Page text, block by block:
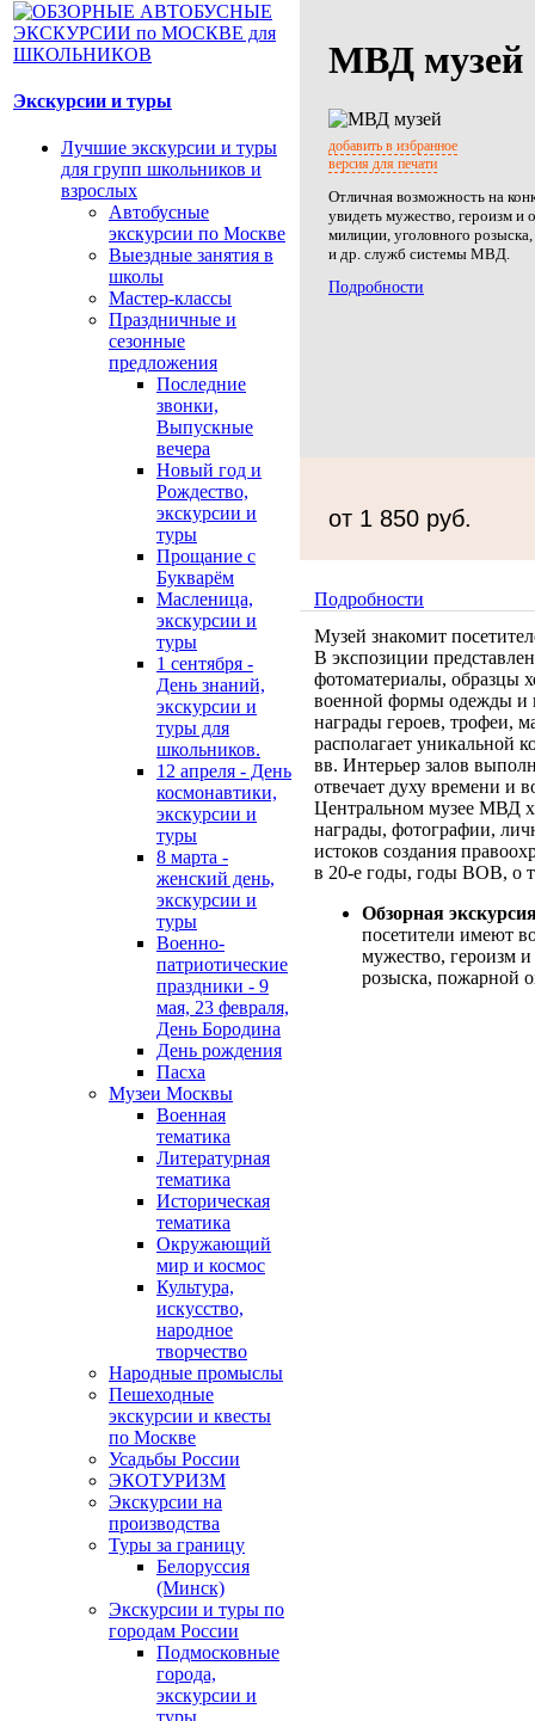
Экскурсии и туры
Лучшие экскурсии и туры
для групп школьников и
взрослых
Автобусные
экскурсии по Москве
Выездные занятия в
школы
Мастер-классы
Праздничные и
сезонные
предложения
Последние
звонки,
Выпускные
вечера
Новый год и
Рождество,
экскурсии и
туры
Прощание с
Букварём
Масленица,
экскурсии и
туры
1 сентября -
День знаний,
экскурсии и
туры для
школьников.
12 апреля - День
космонавтики,
экскурсии и
туры
8 марта -
женский день,
экскурсии и
туры
Военно-
патриотические
праздники - 9
мая, 23 февраля,
День Бородина
День рождения
Пасха
Музеи Москвы
Военная
тематика
Литературная
тематика
Историческая
тематика
Окружающий
мир и космос
Культура,
искусство,
народное
творчество
Народные промыслы
Пешеходные
экскурсии и квесты
по Москве
Усадьбы России
ЭКОТУРИЗМ
Экскурсии на
производства
Туры за границу
Белоруссия
(Минск)
Экскурсии и туры по
городам России
Подмосковные
города,
экскурсии и
туры
МВД музей
добавить в избранное
версия для печати
Отличная возможность на
увидеть мужество, героизм и
милиции, уголовного
и др. служб системы МВД.
Подробности
от 1 850 руб.
Подробности
Музей знакомит
В экспозиции
фотоматериалы, образцы
военной формы одежды и
награды героев, трофеи,
располагает уникальной
вв. Интерьер залов
отвечает духу времени и
Центральном музее МВД
награды, фотографии,
истоков создания
в 20-е годы, годы ВОВ, о
Обзорная
посетители имеют
мужество, героизм
розыска, пожарной